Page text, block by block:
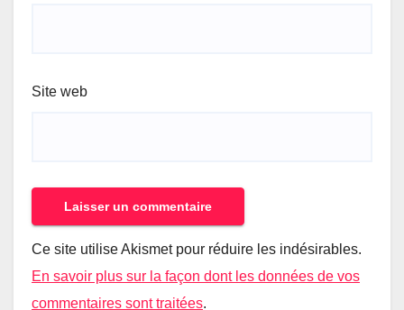
Site web
Ce site utilise Akismet pour réduire les indésirables.
En savoir plus sur la façon dont les données de vos
commentaires sont traitées.